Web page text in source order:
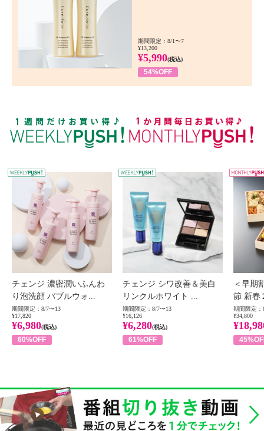
期間限定：8/1〜7
¥13,200
¥5,990(税込)
54%OFF
WEEKLY PUSH
チェンジ 濃密潤いふんわ
り泡洗顔 バブルウォ...
期間限定：8/7〜13
¥17,820
¥6,980(税込)
60%OFF
チェンジ シワ改善＆美白
リンクルホワイト ...
期間限定：8/7〜13
¥16,126
¥6,280(税込)
61%OFF
＜早期
節 新春
期間限定：
¥34,800